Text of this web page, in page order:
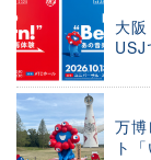
大
USJ
万
ト